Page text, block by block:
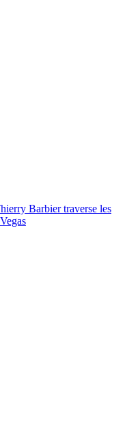
Barbier traverse les